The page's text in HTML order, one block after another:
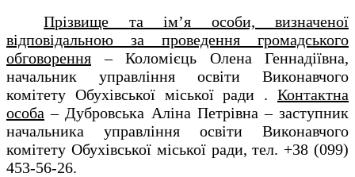
Прізвище та ім’я особи, визначеної
відповідальною за проведення громадського
обговорення – Коломієць Олена Геннадіївна,
начальник управління освіти Виконавчого
комітету Обухівської міської ради . Контактна
особа – Дубровська Аліна Петрівна – заступник
начальника управління освіти Виконавчого
комітету Обухівської міської ради, тел. +38 (099)
453-56-26.